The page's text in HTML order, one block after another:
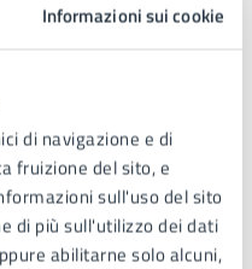
Informazioni sui cookie
di navigazione e di
fruizione del sito, e
sull'uso del sito
di più sull'utilizzo dei dati
abilitarne solo alcuni,